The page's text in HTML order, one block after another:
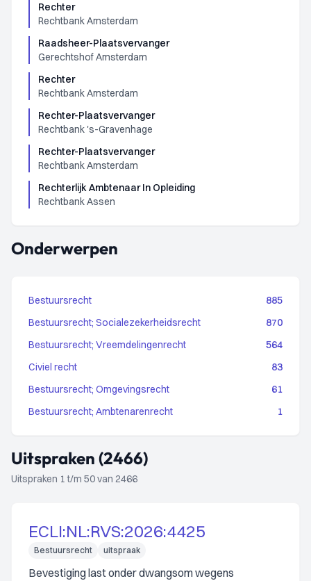
Rechter
Rechtbank Amsterdam
Raadsheer-Plaatsvervanger
Gerechtshof Amsterdam
Rechter
Rechtbank Amsterdam
Rechter-Plaatsvervanger
Rechtbank 's-Gravenhage
Rechter-Plaatsvervanger
Rechtbank Amsterdam
Rechterlijk Ambtenaar In Opleiding
Rechtbank Assen
Onderwerpen
Bestuursrecht
885
Bestuursrecht; Socialezekerheidsrecht
870
Bestuursrecht; Vreemdelingenrecht
564
Civiel recht
83
Bestuursrecht; Omgevingsrecht
61
Bestuursrecht; Ambtenarenrecht
1
Uitspraken (2466)
Uitspraken 1 t/m 50 van 2466
ECLI:NL:RVS:2026:4425
Bestuursrecht uitspraak
Bevestiging last onder dwangsom wegens